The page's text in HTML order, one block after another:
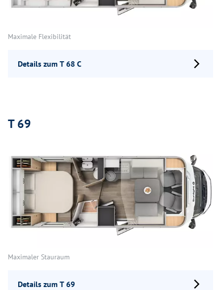
Maximale Flexibilität
Details zum T 68 C
T 69
Maximaler Stauraum
Details zum T 69